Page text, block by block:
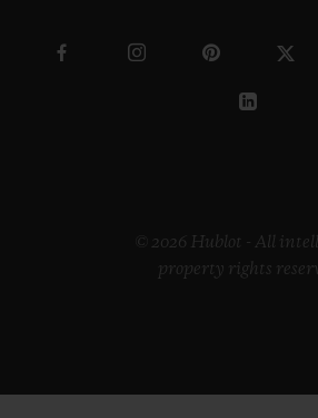
© 2026 Hublot - All
property rights